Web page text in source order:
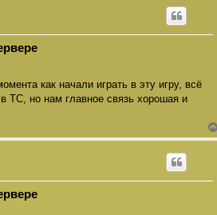
как начали играть в эту игру, всё
ТС, но нам главное связь хорошая и